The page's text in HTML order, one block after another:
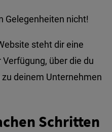
Gelegenheiten nicht!
steht dir eine
über die du
deinem Unternehmen
Schritten